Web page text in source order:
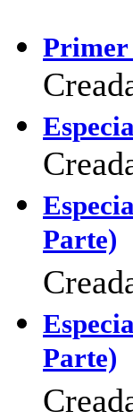
Primer
Parte)
Parte)